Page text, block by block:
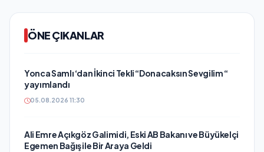
ÖNE ÇIKANLAR
Yonca Samlı ‘dan İkinci Tekli “Donacaksın Sevgilim “
yayımlandı
05.08.2026 11:30
Ali Emre Açıkgöz Galimidi, Eski AB Bakanı ve Büyükelçi
Egemen Bağış ile Bir Araya Geldi